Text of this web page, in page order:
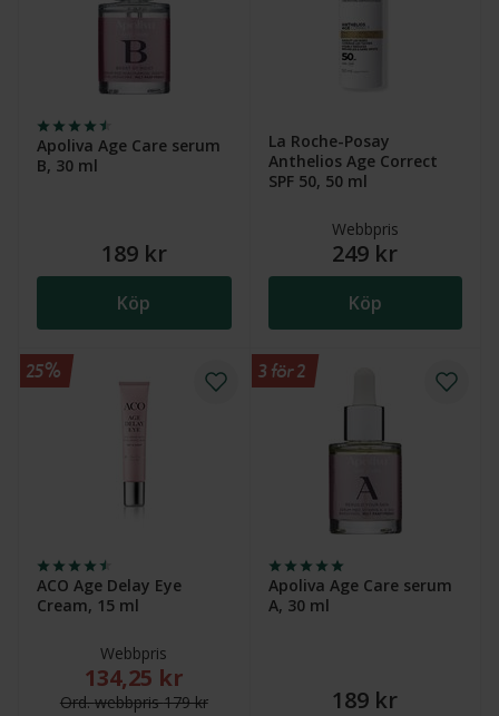
Apoliva Age Care serum
B, 30 ml
189 kr
Köp
La Roche-Posay
Anthelios Age Correct
SPF 50, 50 ml
Webbpris
249 kr
Köp
ACO Age Delay Eye
Cream, 15 ml
Webbpris
Nytt reducerat pris: 134,25 kr. Ordinarie webbpris
134,25 kr
Ord.webbpris179 kr
25%
Apoliva Age Care serum
A, 30 ml
189 kr
3 för 2